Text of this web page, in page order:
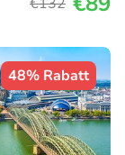
48% Rabatt